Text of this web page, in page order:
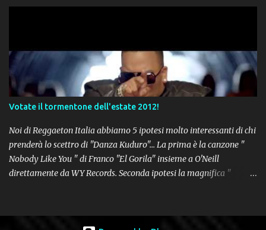
Votate il tormentone dell'estate 2012!
Noi di Reggaeton Italia abbiamo 5 ipotesi molto interessanti di chi
prenderà lo scettro di "Danza Kuduro"... La prima è la canzone "
Nobody Like You " di Franco "El Gorila" insieme a O'Neill
direttamente da WY Records. Seconda ipotesi la magnifica "
potenziali hits della prossima estate, " Follow The Leader " del trio